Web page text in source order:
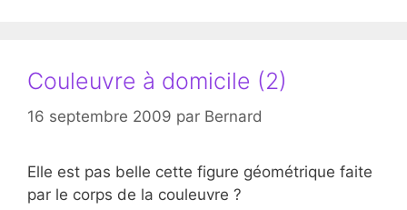
Couleuvre à domicile (2)
16 septembre 2009 par Bernard
Elle est pas belle cette figure géométrique faite
par le corps de la couleuvre ?